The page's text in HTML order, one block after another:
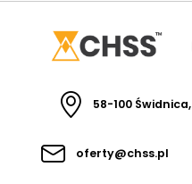
58-100
oferty@chss.pl